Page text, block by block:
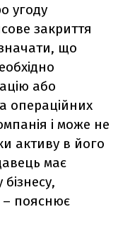
угоду
закриття
що
або
операційних
і може не
активу в його
має
– пояснює